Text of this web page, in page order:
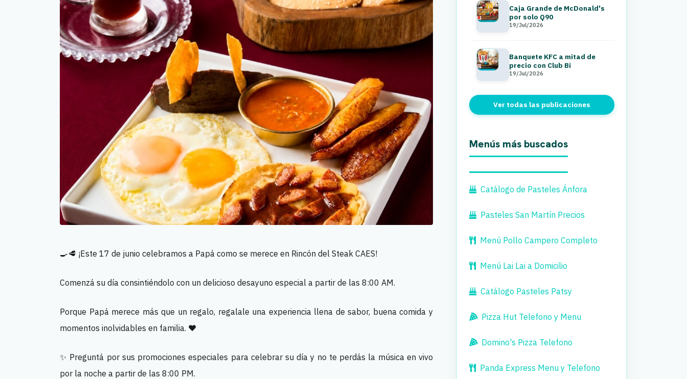
🍳🥩 ¡Este 17 de junio celebramos a Papá como se merece en Rincón del Steak CAES!
Comenzá su día consintiéndolo con un delicioso desayuno especial a partir de las 8:00 AM.
Porque Papá merece más que un regalo, regalale una experiencia llena de sabor, buena comida y
momentos inolvidables en familia. ❤️
✨ Preguntá por sus promociones especiales para celebrar su día y no te perdás la música en vivo
por la noche a partir de las 8:00 PM.
Caja Grande de McDonald's
por solo Q90
19/Jul/2026
Banquete KFC a mitad de
precio con Club Bi
19/Jul/2026
Ver todas las publicaciones
Menús más buscados
Catálogo de Pasteles Ánfora
Pasteles San Martín Precios
Menú Pollo Campero Completo
Menú Lai Lai a Domicilio
Catálogo Pasteles Patsy
Pizza Hut Telefono y Menu
Domino's Pizza Telefono
Panda Express Menu y Telefono